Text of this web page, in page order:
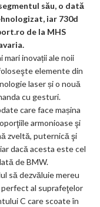
său, o dată
iar 730d
de la MHS
mari inovații ale noii
elemente din
laser și o nouă
cu gesturi.
care face mașina
armonioase şi
zveltă, puternică şi
dacă acesta este cel
de BMW.
să dezvăluie mereu
al suprafeţelor
C care scoate în